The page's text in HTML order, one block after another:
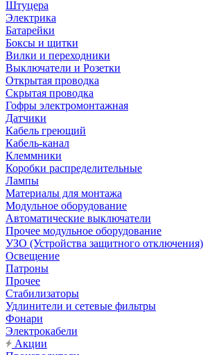
Штуцера
Электрика
Батарейки
Боксы и щитки
Вилки и переходники
Выключатели и Розетки
Открытая проводка
Скрытая проводка
Гофры электромонтажная
Датчики
Кабель греющий
Кабель-канал
Клеммники
Коробки распределительные
Лампы
Материалы для монтажа
Модульное оборудование
Автоматические выключатели
Прочее модульное оборудование
УЗО (Устройства защитного отключения)
Освещение
Патроны
Прочее
Стабилизаторы
Удлинители и сетевые фильтры
Фонари
Электрокабели
Акции